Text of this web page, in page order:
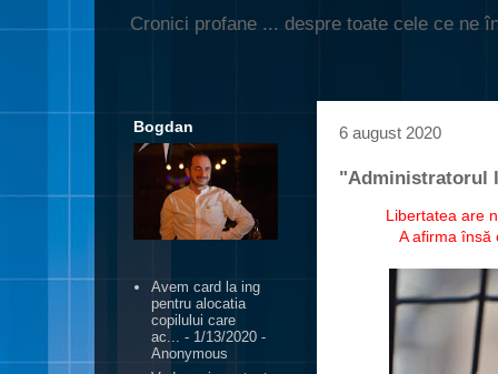
Cronici profane ... despre toate cele ce ne
6 august 2020
"Administratorul
Libertatea are
A afirma însă
Bogdan
Avem card la ing
pentru alocatia
copilului care
ac... - 1/13/2020 -
Anonymous